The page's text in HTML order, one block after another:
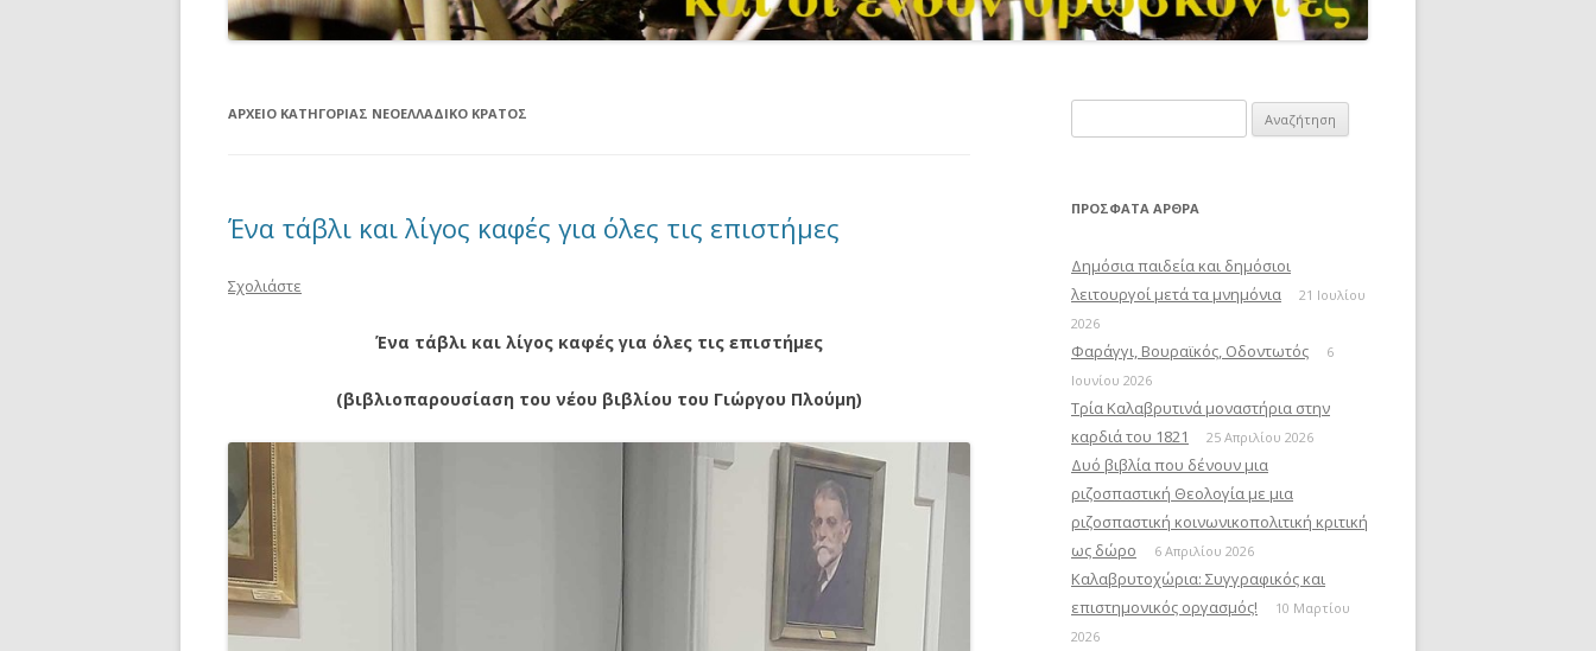
ΑΡΧΕΊΟ ΚΑΤΗΓΟΡΊΑΣ ΝΕΟΕΛΛΑΔΙΚΌ ΚΡΆΤΟΣ
Ένα τάβλι και λίγος καφές για όλες τις επιστήμες
Σχολιάστε
Ένα τάβλι και λίγος καφές για όλες τις επιστήμες
(βιβλιοπαρουσίαση του νέου βιβλίου του Γιώργου Πλούμη)
για:
ΠΡΌΣΦΑΤΑ ΆΡΘΡΑ
Δημόσια παιδεία και δημόσιοι
λειτουργοί μετά τα μνημόνια
21 Ιουλίου
2026
Φαράγγι, Βουραϊκός, Οδοντωτός
6
Ιουνίου 2026
Τρία Καλαβρυτινά μοναστήρια στην
καρδιά του 1821
25 Απριλίου 2026
Δυό βιβλία που δένουν μια
ριζοσπαστική Θεολογία με μια
ριζοσπαστική κοινωνικοπολιτική κριτική
ως δώρο
6 Απριλίου 2026
Καλαβρυτοχώρια: Συγγραφικός και
επιστημονικός οργασμός!
10 Μαρτίου
2026